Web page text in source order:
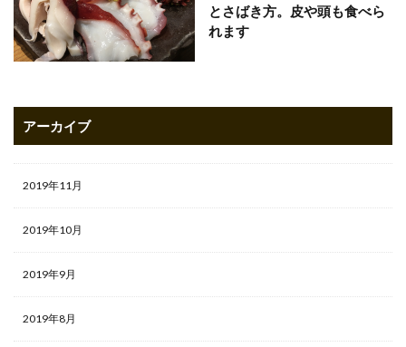
とさばき方。皮や頭も食べら
れます
アーカイブ
2019年11月
2019年10月
2019年9月
2019年8月